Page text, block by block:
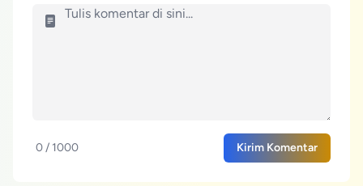
0 / 1000 Kirim Komentar